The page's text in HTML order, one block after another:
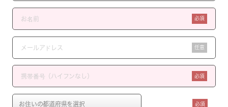
必須
任意
必須
必須